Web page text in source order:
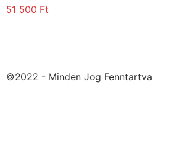
51 500 Ft
©2022 - Minden Jog Fenntartva